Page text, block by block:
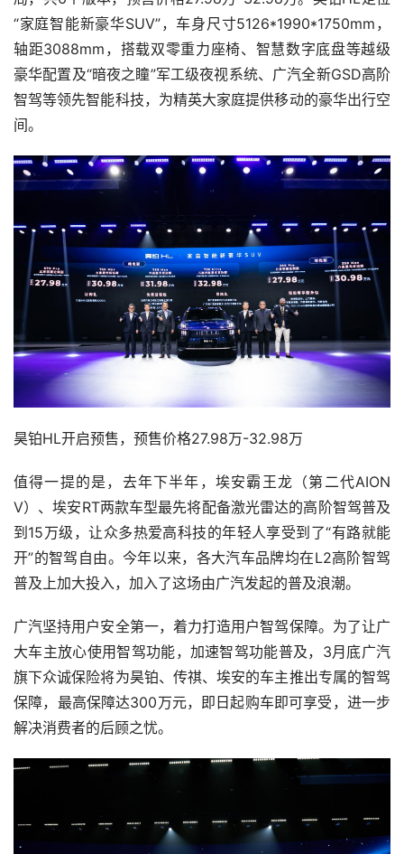
“家庭智能新豪华SUV”，车身尺寸5126*1990*1750mm，
轴距3088mm，搭载双零重力座椅、智慧数字底盘等越级
豪华配置及“暗夜之瞳”军工级夜视系统、广汽全新GSD高阶
智驾等领先智能科技，为精英大家庭提供移动的豪华出行空
间。
昊铂HL开启预售，预售价格27.98万-32.98万
值得一提的是，去年下半年，埃安霸王龙（第二代AION
V）、埃安RT两款车型最先将配备激光雷达的高阶智驾普及
到15万级，让众多热爱高科技的年轻人享受到了“有路就能
开”的智驾自由。今年以来，各大汽车品牌均在L2高阶智驾
普及上加大投入，加入了这场由广汽发起的普及浪潮。
广汽坚持用户安全第一，着力打造用户智驾保障。为了让广
大车主放心使用智驾功能，加速智驾功能普及，3月底广汽
旗下众诚保险将为昊铂、传祺、埃安的车主推出专属的智驾
保障，最高保障达300万元， 即日起购车即可享受，进一步
解决消费者的后顾之忧。